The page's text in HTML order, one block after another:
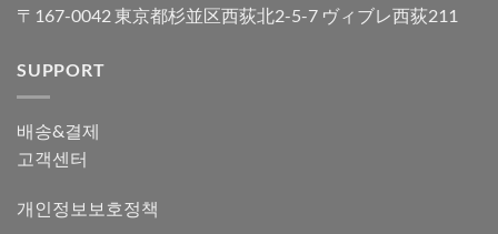
〒167-0042 東京都杉並区西荻北2-5-7 ヴィブレ西荻211
SUPPORT
배송&결제
고객센터
개인정보보호정책